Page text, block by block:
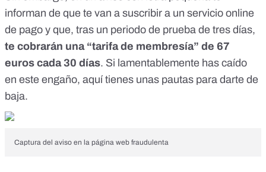
informan de que te van a suscribir a un servicio online
de pago y que, tras un periodo de prueba de tres días,
te cobrarán una “tarifa de membresía” de 67
euros cada 30 días. Si lamentablemente has caído
en este engaño, aquí tienes unas pautas para darte de
baja.
Captura del aviso en la página web fraudulenta